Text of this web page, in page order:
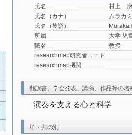
氏名
村上
氏名（カナ）
ムラカ
氏名（英語）
所属
大学 児
職名
教授
researchmap研究者コード
researchmap機関
翻訳書、学会発表、講演、作品等の名
演奏を支える心と科学
単・共の別